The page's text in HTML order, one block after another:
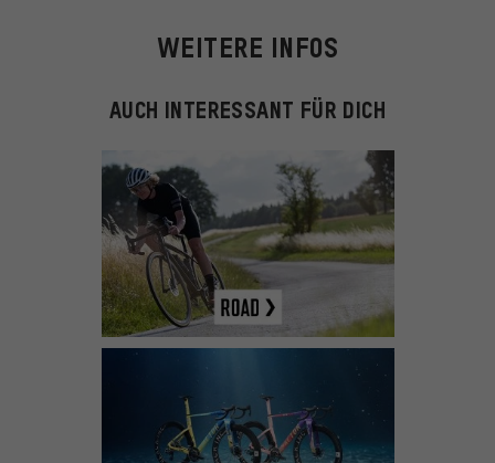
WEITERE INFOS
AUCH INTERESSANT FÜR DICH